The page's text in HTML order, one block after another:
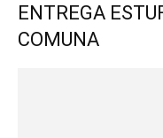
ENTREGA
COMUNA